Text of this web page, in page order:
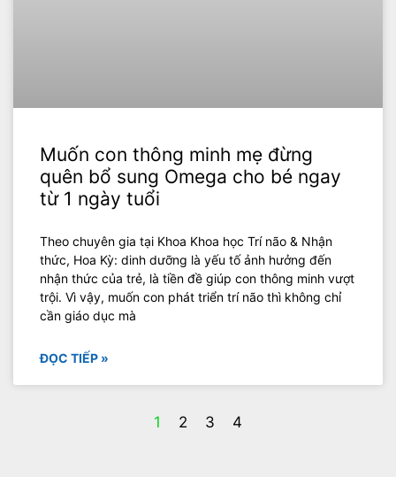
Muốn con thông minh mẹ đừng
quên bổ sung Omega cho bé ngay
từ 1 ngày tuổi
Theo chuyên gia tại Khoa Khoa học Trí não & Nhận
thức, Hoa Kỳ: dinh dưỡng là yếu tố ảnh hưởng đến
nhận thức của trẻ, là tiền đề giúp con thông minh vượt
trội. Vì vậy, muốn con phát triển trí não thì không chỉ
cần giáo dục mà
ĐỌC TIẾP »
1 2 3 4